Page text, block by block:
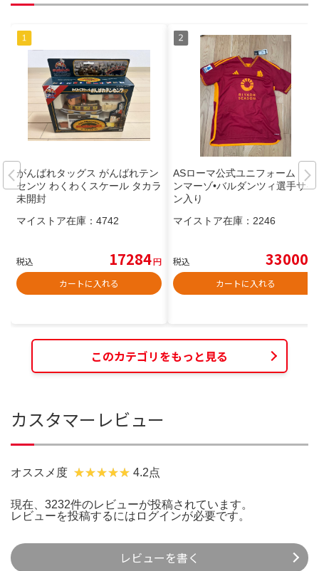
がんばれタッグス がんばれテン
センツ わくわくスケール タカラ
未開封
マイストア在庫： 4742
税込 17284円
カートに入れる
ASローマ公式ユニフォーム ト
ンマーゾ•バルダンツィ選手サイ
ン入り
マイストア在庫： 2246
税込 33000
カートに入れる
このカテゴリをもっと見る
カスタマーレビュー
オススメ度 4.2点
現在、3232件のレビューが投稿されています。
レビューを投稿するには ログインが必要です。
レビューを書く